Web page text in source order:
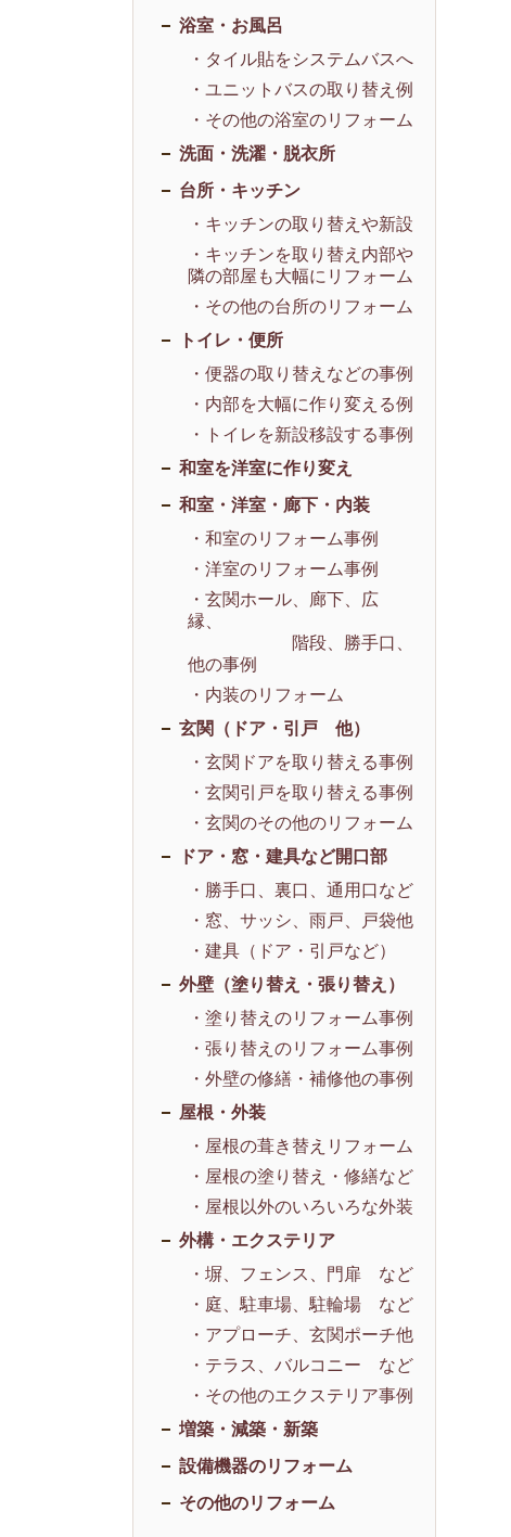
浴室・お風呂
・タイル貼をシステムバスへ
・ユニットバスの取り替え例
・その他の浴室のリフォーム
洗面・洗濯・脱衣所
台所・キッチン
・キッチンの取り替えや新設
・キッチンを取り替え内部や
隣の部屋も大幅にリフォーム
・その他の台所のリフォーム
トイレ・便所
・便器の取り替えなどの事例
・内部を大幅に作り変える例
・トイレを新設移設する事例
和室を洋室に作り変え
和室・洋室・廊下・内装
・和室のリフォーム事例
・洋室のリフォーム事例
・玄関ホール、廊下、広
縁、
階段、勝手口、
他の事例
・内装のリフォーム
玄関（ドア・引戸 他）
・玄関ドアを取り替える事例
・玄関引戸を取り替える事例
・玄関のその他のリフォーム
ドア・窓・建具など開口部
・勝手口、裏口、通用口など
・窓、サッシ、雨戸、戸袋他
・建具（ドア・引戸など）
外壁（塗り替え・張り替え）
・塗り替えのリフォーム事例
・張り替えのリフォーム事例
・外壁の修繕・補修他の事例
屋根・外装
・屋根の葺き替えリフォーム
・屋根の塗り替え・修繕など
・屋根以外のいろいろな外装
外構・エクステリア
・塀、フェンス、門扉 など
・庭、駐車場、駐輪場 など
・アプローチ、玄関ポーチ他
・テラス、バルコニー など
・その他のエクステリア事例
増築・減築・新築
設備機器のリフォーム
その他のリフォーム